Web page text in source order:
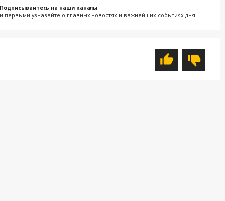
Подписывайтесь на наши каналы
и первыми узнавайте о главных новостях и важнейших событиях дня.